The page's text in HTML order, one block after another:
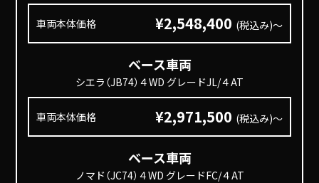
車両本体価格 ¥2,548,400 (税込み)～
ベース車両
シエラ（JB74）４WD グレードJL/４AT
車両本体価格 ¥2,971,500 (税込み)～
ベース車両
ノマド（JC74）４WD グレードFC/４AT